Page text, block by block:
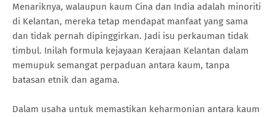
Menariknya, walaupun kaum Cina dan India adalah minoriti
di Kelantan, mereka tetap mendapat manfaat yang sama
dan tidak pernah dipinggirkan. Jadi isu perkauman tidak
timbul. Inilah formula kejayaan Kerajaan Kelantan dalam
memupuk semangat perpaduan antara kaum, tanpa
batasan etnik dan agama.
Dalam usaha untuk memastikan keharmonian antara kaum